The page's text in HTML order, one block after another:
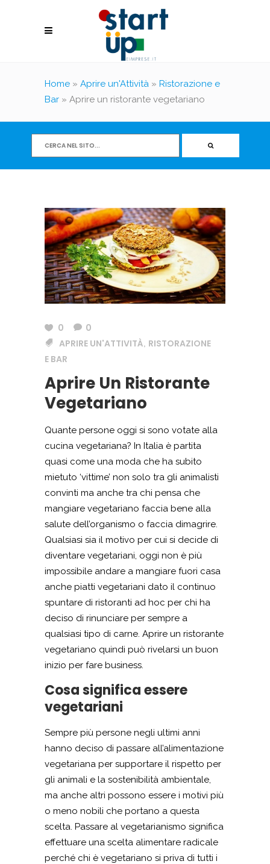
Home » Aprire un'Attività » Ristorazione e
Bar » Aprire un ristorante vegetariano
0
0
APRIRE UN'ATTIVITÀ, RISTORAZIONE
E BAR
Aprire Un Ristorante
Vegetariano
Quante persone oggi si sono votate alla
cucina vegetariana? In Italia è partita
quasi come una moda che ha subito
mietuto ‘vittime’ non solo tra gli animalisti
convinti ma anche tra chi pensa che
mangiare vegetariano faccia bene alla
salute dell’organismo o faccia dimagrire.
Qualsiasi sia il motivo per cui si decide di
diventare vegetariani, oggi non è più
impossibile andare a mangiare fuori casa
anche piatti vegetariani dato il continuo
spuntare di ristoranti ad hoc per chi ha
deciso di rinunciare per sempre a
qualsiasi tipo di carne. Aprire un ristorante
vegetariano quindi può rivelarsi un buon
inizio per fare business.
Cosa significa essere
vegetariani
Sempre più persone negli ultimi anni
hanno deciso di passare all’alimentazione
vegetariana per supportare il rispetto per
gli animali e la sostenibilità ambientale,
ma anche altri possono essere i motivi più
o meno nobili che portano a questa
scelta. Passare al vegetarianismo significa
effettuare una scelta alimentare radicale
perché chi è vegetariano si priva di tutti i